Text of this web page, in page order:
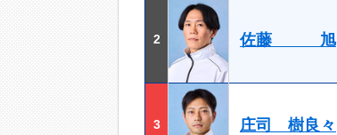
2 佐藤 旭
3 庄司 樹良々